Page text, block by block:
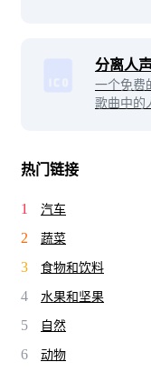
其他用户
分离人
一个免费
歌曲中的
热门链接
1 汽车
2 蔬菜
3 食物和饮料
4 水果和坚果
5 自然
6 动物